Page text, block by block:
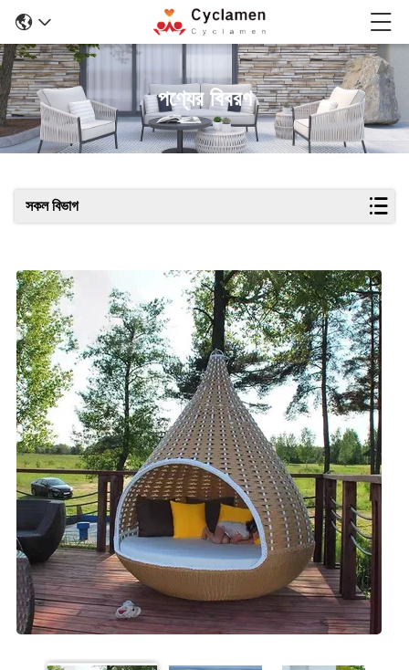
পণ্যের বিবরণ
সকল বিভাগ